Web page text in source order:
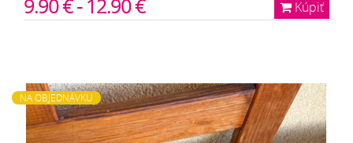
Kúpiť
9.90 € - 12.90 €
NA OBJEDNÁVKU